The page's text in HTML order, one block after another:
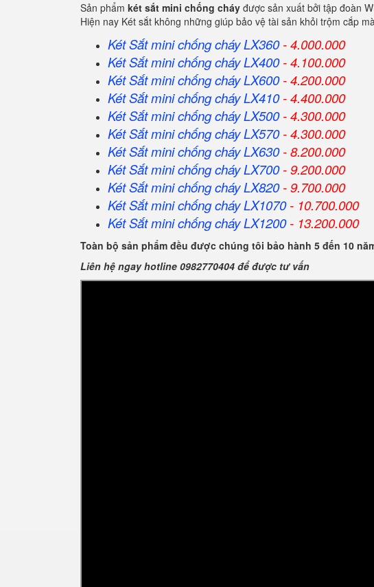
Sản phẩm két sắt mini chống cháy được sản xuất bởi tập đoàn
Hiện nay Két sắt không những giúp bảo vệ tài sản khỏi trộm cắp
Két Sắt mini chống cháy LX360- 4.000.000
Két Sắtmini chống cháyLX400- 4.100.000
Két Sắtmini chống cháyLX600- 4.200.000
Két Sắtmini chống cháyLX410- 4.400.000
Két Sắtmini chống cháyLX500- 4.300.000
Két Sắtmini chống cháyLX570- 4.300.000
Két Sắtmini chống cháyLX630- 8.200.000
Két Sắtmini chống cháyLX700- 9.200.000
Két Sắtmini chống cháyLX820- 9.700.000
Két Sắtmini chống cháyLX1070- 10.700.000
Két Sắtmini chống cháyLX1200- 13.200.000
Toàn bộ sản phẩm đều được chúng tôi bảo hành 5 đến 10
Liên hệ ngay hotline 0982770404 để được tư vấn